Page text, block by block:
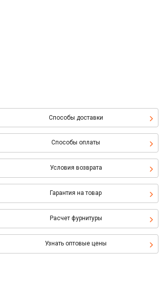
Способы доставки
Способы оплаты
Условия возврата
Гарантия на товар
Расчет фурнитуры
Узнать оптовые цены